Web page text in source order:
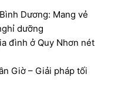
Dương: Mang vẻ
dưỡng
đình ở Quy Nhơn nét
Giờ – Giải pháp tối